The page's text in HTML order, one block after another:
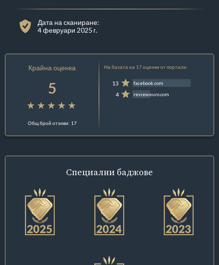
Дата на сканиране:
4 февруари 2025 г.
Крайна оценка
5
Общ брой отзиви: 17
На базата на 17 оценки от портали:
13 facebook.com
4 revieweuro.com
Специални баджове